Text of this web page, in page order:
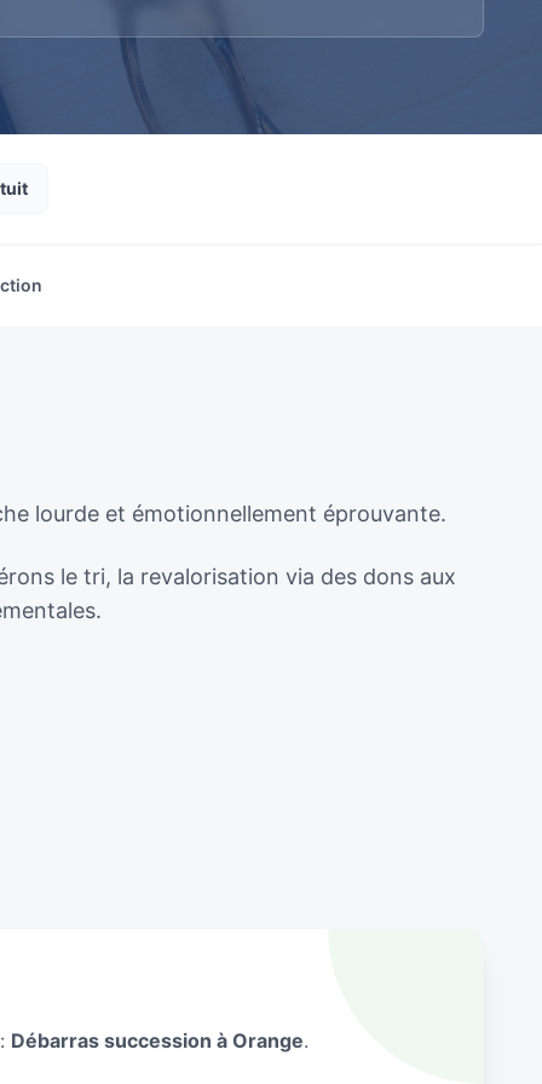
lourde et émotionnellement éprouvante.
le tri, la revalorisation via des dons aux
Débarras succession à Orange.